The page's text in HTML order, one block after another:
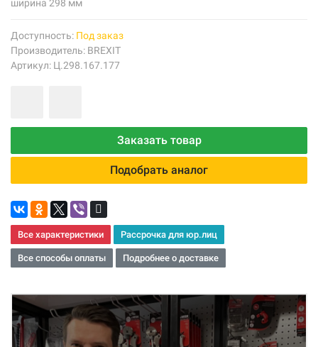
ширина 298 мм
Доступность: Под заказ
Производитель: BREXIT
Артикул: Ц.298.167.177
Заказать товар
Подобрать аналог
Все характеристики Рассрочка для юр.лиц
Все способы оплаты Подробнее о доставке